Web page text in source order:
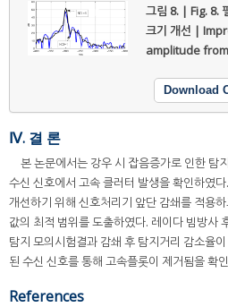
그림 8. | Fig. 8.
크기 개선 |
amplitude
Download
Ⅳ. 결 론
본 논문에서는 강우 시 잡음증가로 인한 탐
수신 신호에서 고속 클러터 발생을 확인하였
개선하기 위해 신호처리기 앞단 감쇄를 적용
값의 최적 범위를 도출하였다. 레이다 빔방사
탐지 모의시험결과 감쇄 후 탐지거리 감소율
된 수신 신호를 통해 고속플롯이 제거됨을 확
References